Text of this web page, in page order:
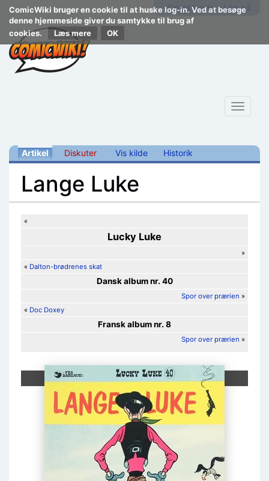
ComicWiki bruger en cookie til at huske log-in. Ved at besøge
denne hjemmeside giver du samtykke til brug af
cookies.
Læs mere
Opret konto Log på
Toggle
Artikel Diskuter Vis kilde Historik
Lange Luke
«
Lucky Luke
»
« Dalton-brødrenes skat
Dansk album nr. 40
Spor over prærien »
« Doc Doxey
Fransk album nr. 8
Spor over prærien »